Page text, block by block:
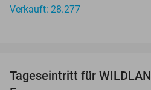
Verkauft: 28.277
Tageseintritt für